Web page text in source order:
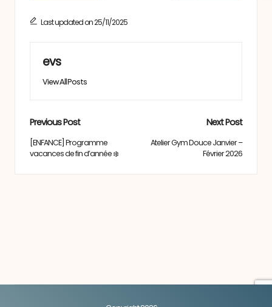
Last updated on 25/11/2025
evs
View All Posts
Post
navigation
Previous Post
[ENFANCE] Programme
vacances de fin d’année ❄️
Next Post
Atelier Gym Douce Janvier –
Février 2026